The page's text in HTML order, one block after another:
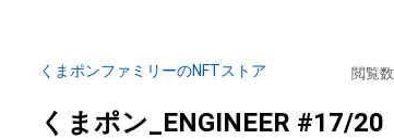
くまポンファミリーのNFTストア 閲覧数
くまポン_ENGINEER #17/20